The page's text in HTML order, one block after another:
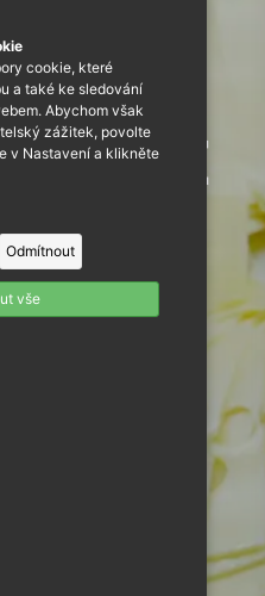
cookie, které
a také ke sledování
Abychom však
zážitek, povolte
v Nastavení a klikněte
Odmítnout
vše
POHODA
AKCE